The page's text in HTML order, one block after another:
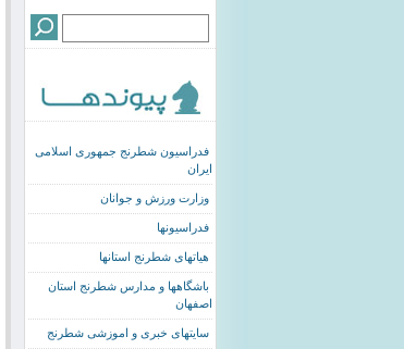
فدراسیون شطرنج جمهوری اسلامی
ایران
وزارت ورزش و جوانان
فدراسیونها
هیاتهای شطرنج استانها
باشگاهها و مدارس شطرنج استان
اصفهان
سایتهای خبری و اموزشی شطرنج